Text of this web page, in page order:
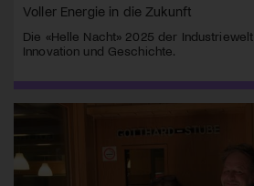
Voller Energie in die Zukunft
Die «Helle Nacht» 2025 der
Innovation und Geschichte.